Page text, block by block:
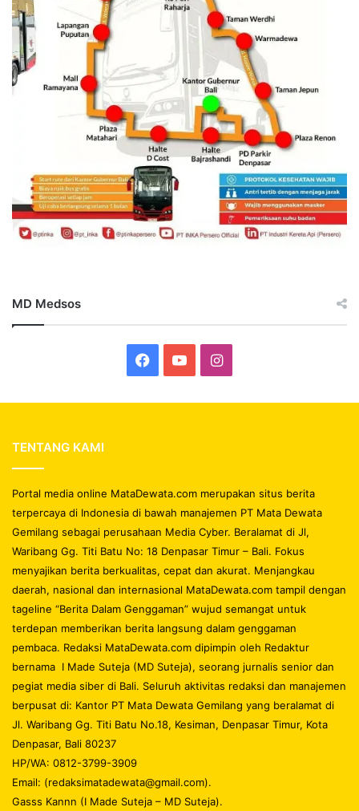
MD Medsos
Facebook
YouTubeInstagram
TENTANG KAMI
Portal media online MataDewata.com merupakan situs berita
terpercaya di Indonesia di bawah manajemen PT Mata Dewata
Gemilang sebagai perusahaan Media Cyber. Beralamat di Jl,
Waribang Gg. Titi Batu No: 18 Denpasar Timur – Bali. Fokus
menyajikan berita berkualitas, cepat dan akurat. Menjangkau
daerah, nasional dan internasional MataDewata.com tampil dengan
tageline “Berita Dalam Genggaman” wujud semangat untuk
terdepan memberikan berita langsung dalam genggaman
pembaca. Redaksi MataDewata.com dipimpin oleh Redaktur
bernama I Made Suteja (MD Suteja), seorang jurnalis senior dan
pegiat media siber di Bali. Seluruh aktivitas redaksi dan manajemen
berpusat di: Kantor PT Mata Dewata Gemilang yang beralamat di
Jl. Waribang Gg. Titi Batu No.18, Kesiman, Denpasar Timur, Kota
Denpasar, Bali 80237
HP/WA: 0812-3799-3909
Email: (redaksimatadewata@gmail.com).
Gasss Kannn (I Made Suteja – MD Suteja).